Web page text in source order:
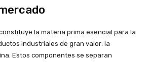
la materia prima esencial para la
industriales de gran valor: la
Estos componentes se separan